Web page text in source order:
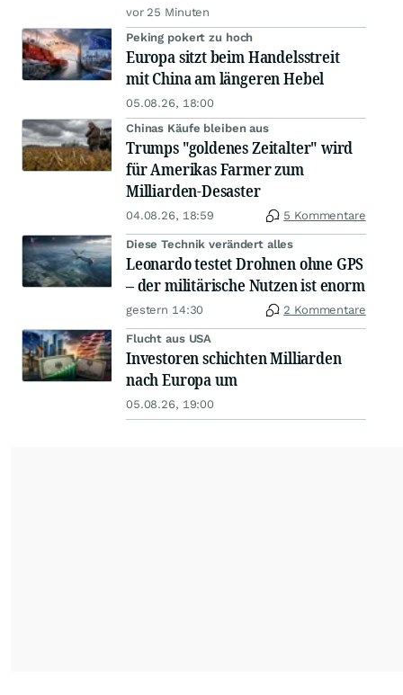
vor 25 Minuten
Peking pokert zu hoch
Europa sitzt beim Handelsstreit
mit China am längeren Hebel
05.08.26, 18:00
Chinas Käufe bleiben aus
Trumps "goldenes Zeitalter" wird
für Amerikas Farmer zum
Milliarden-Desaster
04.08.26, 18:59 5 Kommentare
Diese Technik verändert alles
Leonardo testet Drohnen ohne GPS
– der militärische Nutzen ist enorm
gestern 14:30 2 Kommentare
Flucht aus USA
Investoren schichten Milliarden
nach Europa um
05.08.26, 19:00